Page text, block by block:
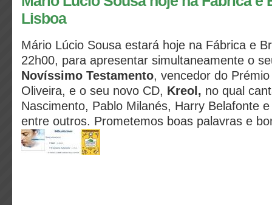
Lisboa
Mário Lúcio Sousa estará hoje na Fábrica e
22h00, para apresentar simultaneamente o
Novíssimo Testamento, vencedor do
Oliveira, e o seu novo CD, Kreol, no qual
Nascimento, Pablo Milanés, Harry Belafonte
entre outros. Prometemos boas palavras e